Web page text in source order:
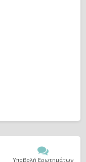
Υποβολή Ερωτημάτων